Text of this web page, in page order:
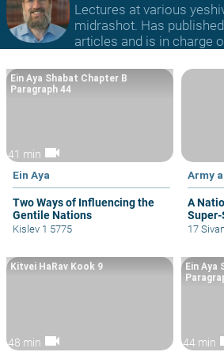
Lectures at various
midrashot. Has
articles and is in charge
41 min videocam
Ein Aya
Two Ways of Influencing the
Gentile Nations
Ein Aya Shabat Chapter B
Paragraph 44
Kislev 1 5775
Army
A
17
48 min videocam
Kitvei HaRav Kook 9
44 min
Ein Aya